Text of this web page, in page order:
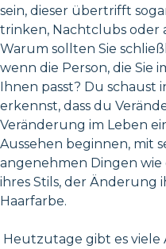
sein, dieser übertrifft
trinken, Nachtclubs oder
Warum sollten Sie
wenn die Person, die Sie
Ihnen passt? Du schaust
erkennst, dass du
Veränderung im Leben
Aussehen beginnen, mit
angenehmen Dingen
ihres Stils, der Änderung
Haarfarbe.
Heutzutage gibt es viele